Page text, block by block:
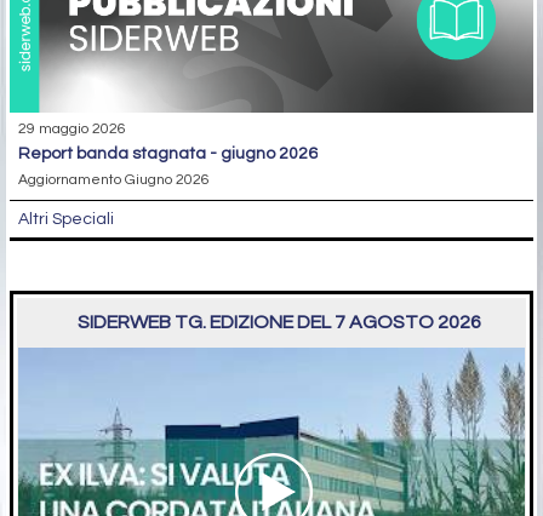
29 maggio 2026
report banda stagnata - giugno 2026
Aggiornamento Giugno 2026
Altri Speciali
SIDERWEB TG. EDIZIONE DEL 7 AGOSTO 2026